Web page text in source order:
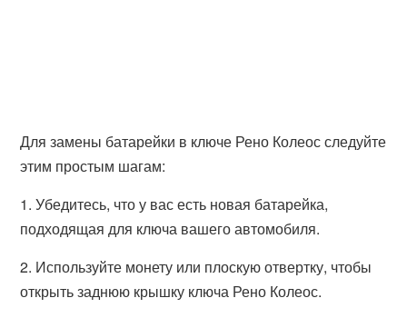
Для замены батарейки в ключе Рено Колеос следуйте
этим простым шагам:
1. Убедитесь, что у вас есть новая батарейка,
подходящая для ключа вашего автомобиля.
2. Используйте монету или плоскую отвертку, чтобы
открыть заднюю крышку ключа Рено Колеос.